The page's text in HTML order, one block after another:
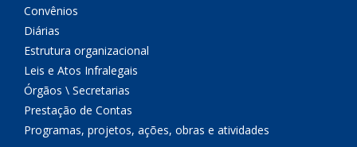
Convênios
Diárias
Estrutura organizacional
Leis e Atos Infralegais
Órgãos \ Secretarias
Prestação de Contas
Programas, projetos, ações, obras e atividades